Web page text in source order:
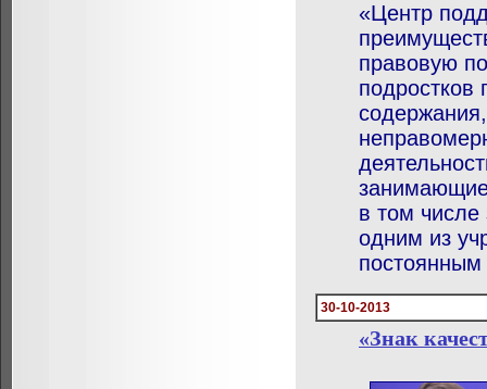
«Центр
правовую
подростков
в том числе
одним из
постоянным
30-10-2013
«Знак